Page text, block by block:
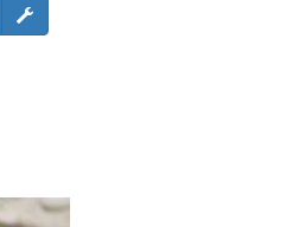
Konfigurieren